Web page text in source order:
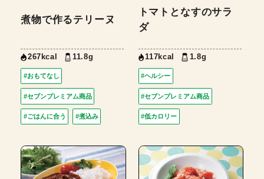
煮物で作るテリーヌ
267kcal 11.8g
#おもてなし
#セブンプレミアム商品
#ごはんに合う #煮込み
トマトとなすのサラ
ダ
117kcal 1.8g
#ヘルシー
#セブンプレミアム商品
#低カロリー